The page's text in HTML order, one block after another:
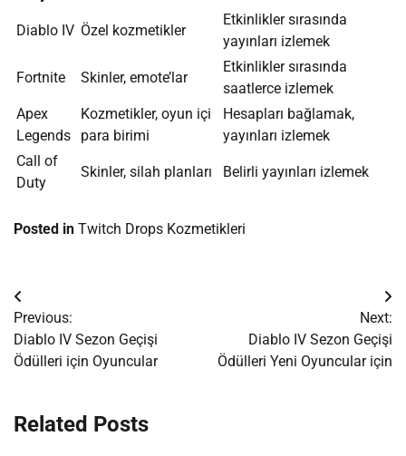
Diablo IV Özel kozmetikler
Etkinlikler sırasında
yayınları izlemek
Fortnite Skinler, emote’lar
Etkinlikler sırasında
saatlerce izlemek
Apex
Legends
Kozmetikler, oyun içi
para birimi
Hesapları bağlamak,
yayınları izlemek
Call of
Duty
Skinler, silah planları Belirli yayınları izlemek
Posted in Twitch Drops Kozmetikleri
Post
navigation
Previous:
Diablo IV Sezon Geçişi
Ödülleri için Oyuncular
Next:
Diablo IV Sezon Geçişi
Ödülleri Yeni Oyuncular için
Related Posts